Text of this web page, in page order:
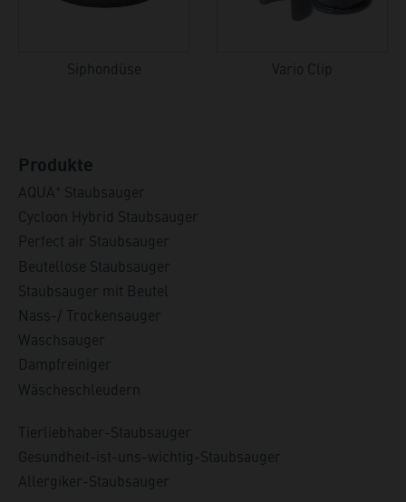
Siphondüse Vario Clip
Produkte
AQUA + Staubsauger
Cycloon Hybrid Staubsauger
Perfect air Staubsauger
Beutellose Staubsauger
Staubsauger mit Beutel
Nass-/ Trockensauger
Waschsauger
Dampfreiniger
Wäscheschleudern
Tierliebhaber-Staubsauger
Gesundheit-ist-uns-wichtig-Staubsauger
Allergiker-Staubsauger